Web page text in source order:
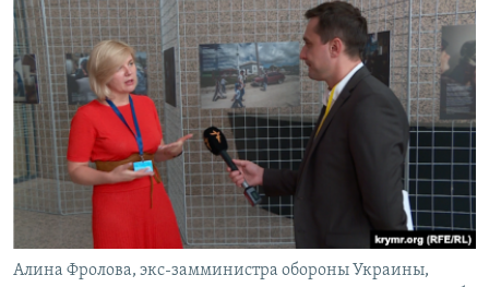
Алина Фролова, экс-замминистра обороны Украины,